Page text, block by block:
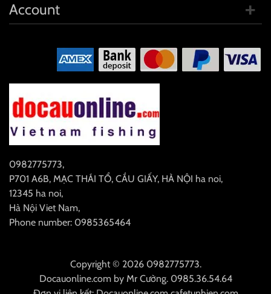
0982775773,
P701 A6B, MẠC THÁI TỔ, CẦU GIẤY, HÀ NỘI ha noi,
12345 ha noi,
Hà Nội Viet Nam,
Phone number: 0985365464
Account
Copyright © 2026 0982775773.
Docauonline.comby Mr Cường. 0985.36.54.64